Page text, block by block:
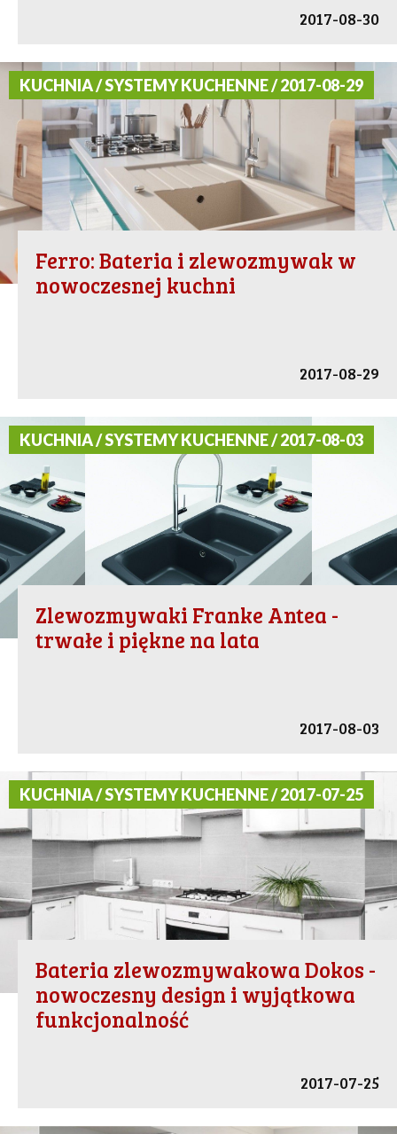
2017-08-30
KUCHNIA / SYSTEMY KUCHENNE / 2017-08-29
Ferro: Bateria i zlewozmywak w
nowoczesnej kuchni
2017-08-29
KUCHNIA / SYSTEMY KUCHENNE / 2017-08-03
Zlewozmywaki Franke Antea -
trwałe i piękne na lata
2017-08-03
KUCHNIA / SYSTEMY KUCHENNE / 2017-07-25
Bateria zlewozmywakowa Dokos -
nowoczesny design i wyjątkowa
funkcjonalność
2017-07-25